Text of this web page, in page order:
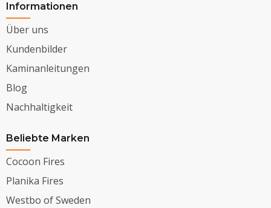
Informationen
Über uns
Kundenbilder
Kaminanleitungen
Blog
Nachhaltigkeit
Beliebte Marken
Cocoon Fires
Planika Fires
Westbo of Sweden